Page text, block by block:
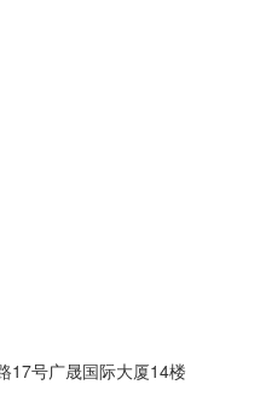
17号广晟国际大厦14楼